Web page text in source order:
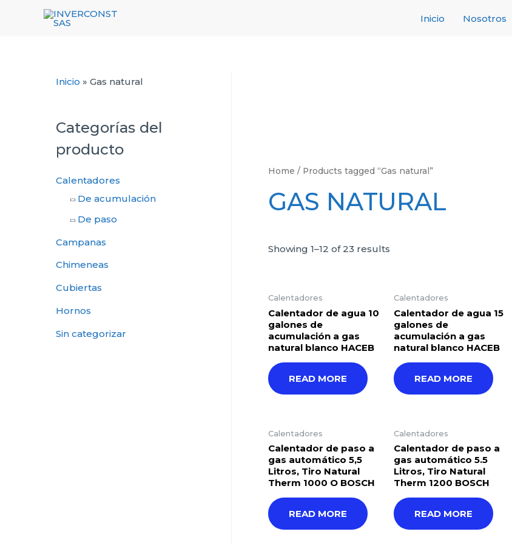
Inicio Nosotros
Inicio » Gas natural
Categorías del
producto
Calentadores
De acumulación
De paso
Campanas
Chimeneas
Cubiertas
Hornos
Sin categorizar
Home / Products tagged “Gas natural”
GAS NATURAL
Showing 1–12 of 23 results
Calentadores
Calentador de agua 10
galones de
acumulación a gas
natural blanco HACEB
READ MORE
Calentadores
Calentador de agua 15
galones de
acumulación a gas
natural blanco HACEB
READ MORE
Calentadores
Calentador de paso a
gas automático 5,5
Litros, Tiro Natural
Therm 1000 O BOSCH
READ MORE
Calentadores
Calentador de paso a
gas automático 5.5
Litros, Tiro Natural
Therm 1200 BOSCH
READ MORE